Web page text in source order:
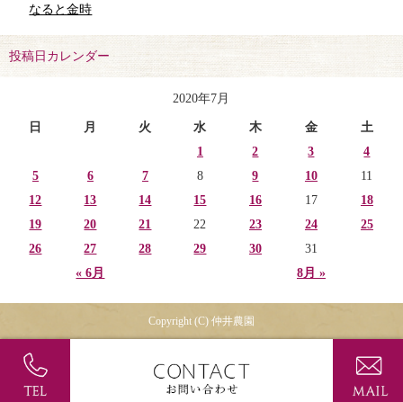
なると金時
投稿日カレンダー
2020年7月
日 月 火 水 木 金 土
« 6月 8月 »
1 2 3
4
5
6 7 8 9 10
11
12
13 14 15 16 17
18
19
20 21 22 23 24
25
26
27 28 29 30 31
Copyright (C) 仲井農園